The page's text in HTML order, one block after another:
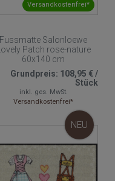
Versandkostenfrei*
Fussmatte Salonloewe
Lovely Patch rose-nature
60x140 cm
Grundpreis: 108,95 €/
Stück
inkl. ges. MwSt.
Versandkostenfrei*
NEU